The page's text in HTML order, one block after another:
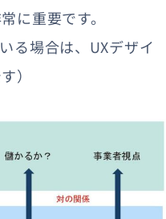
に重要です。
る場合は、UXデザイ
）